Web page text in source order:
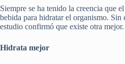
Siempre se ha tenido la creencia que
bebida para hidratar el organismo. Sin
estudio confirmó que existe otra mejor.
Hidrata mejor